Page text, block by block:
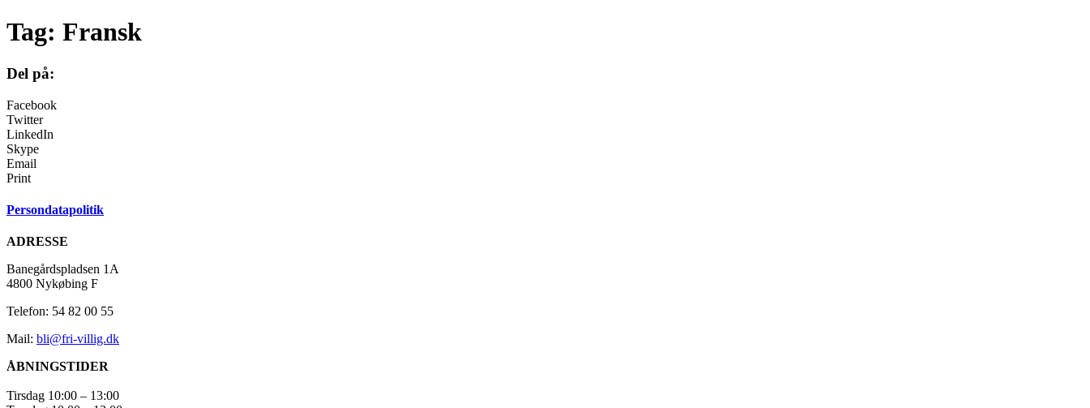
Tag: Fransk
Del på:
Facebook
Twitter
LinkedIn
Skype
Email
Print
Persondatapolitik
ADRESSE
Banegårdspladsen 1A
4800 Nykøbing F
Telefon: 54 82 00 55
Mail: bli@fri-villig.dk
ÅBNINGSTIDER
Tirsdag 10:00 – 13:00